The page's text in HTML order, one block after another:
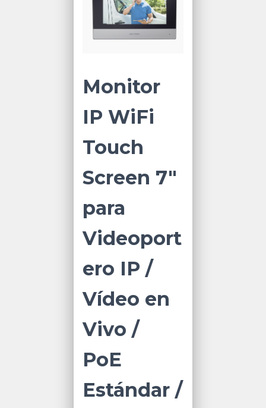
Monitor
IP WiFi
Touch
Screen 7″
para
Videoport
ero IP /
Vídeo en
Vivo /
PoE
Estándar /